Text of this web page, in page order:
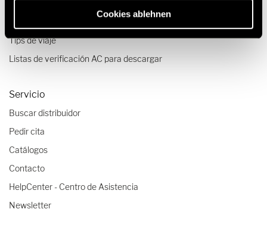
Cookies ablehnen
Viajes & Experiencias
Tips de viaje
Listas de verificación AC para descargar
Servicio
Buscar distribuidor
Pedir cita
Catálogos
Contacto
HelpCenter - Centro de Asistencia
Newsletter